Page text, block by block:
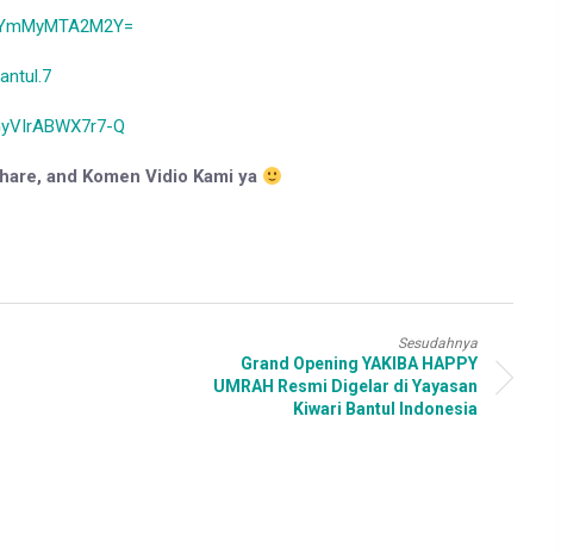
Q
and Komen Vidio Kami ya
Sesudahnya
Grand Opening YAKIBA HAPPY
UMRAH Resmi Digelar di Yayasan
Kiwari Bantul Indonesia